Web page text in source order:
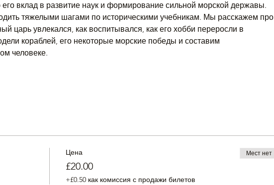
его вклад в развитие наук и формирование сильной морской державы.
тяжелыми шагами по историческими учебникам. Мы расскажем про
царь увлекался, как воспитывался, как его хобби переросли в
кораблей, его некоторые морские победы и составим
человеке.
Цена
£20.00
+£0.50 как комиссия с продажи билетов
Мест нет